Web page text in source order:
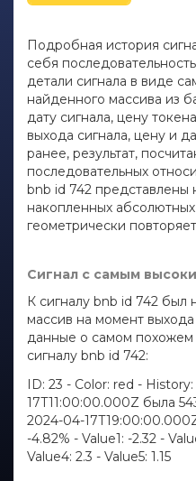
Подробная история
себя
детали сигнала в виде
найденного массива из
дату сигнала, цену
выхода сигнала, цену и
ранее, результат,
последовательных
bnb id 742 представлены
накопленных
геометрически
Сигнал с самым
К сигналу bnb id 742
массив на момент
данные о самом
сигналу bnb id 742:
ID: 23 - Color: red -
17T11:00:00.000Z была
2024-04-
-4.82% - Value1: -2.32 -
Value4: 2.3 - Value5: 1.15